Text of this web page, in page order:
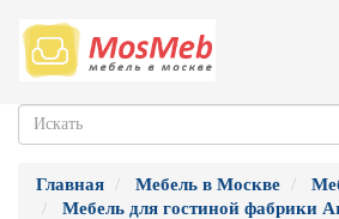
Главная Мебель в Москве
Мебель для гостиной фабрики